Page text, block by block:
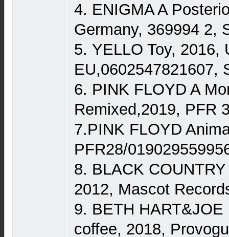
4. ENIGMA A
Germany, 369994 2,
5. YELLO Toy, 2016,
EU,0602547821607,
6. PINK FLOYD A
Remixed,2019, PFR
7.PINK FLOYD
PFR28/
8. BLACK
2012, Mascot
9. BETH
coffee, 2018,